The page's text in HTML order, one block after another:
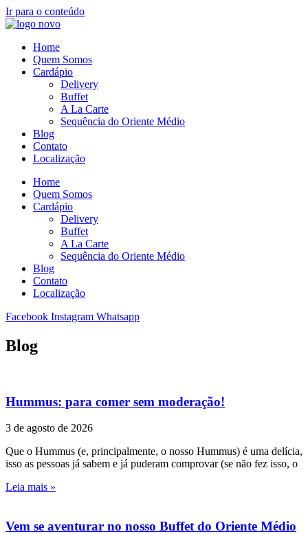
Ir para o conteúdo
Home
Quem Somos
Cardápio
Delivery
Buffet
A La Carte
Sequência do Oriente Médio
Blog
Contato
Localização
Home
Quem Somos
Cardápio
Delivery
Buffet
A La Carte
Sequência do Oriente Médio
Blog
Contato
Localização
Facebook Instagram Whatsapp
Blog
Hummus: para comer sem moderação!
3 de agosto de 2026
Que o Hummus (e, principalmente, o nosso Hummus) é uma delícia,
isso as pessoas já sabem e já puderam comprovar (se não fez isso, o
Leia mais »
Vem se aventurar no nosso Buffet do Oriente Médio